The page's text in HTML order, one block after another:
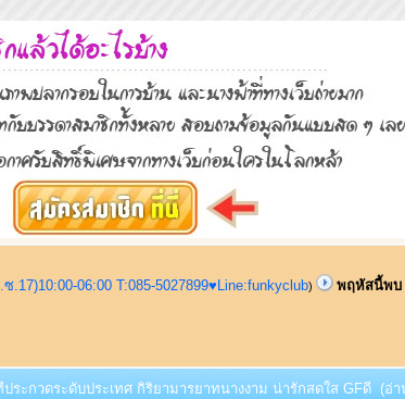
.17)10:00-06:00 T:085-5027899♥Line:funkyclub)
พฤหัสนี้พบ
ะกวดระดับประเทศ กิริยามารยาทนางงาม น่ารักสดใส GFดี (อ่า